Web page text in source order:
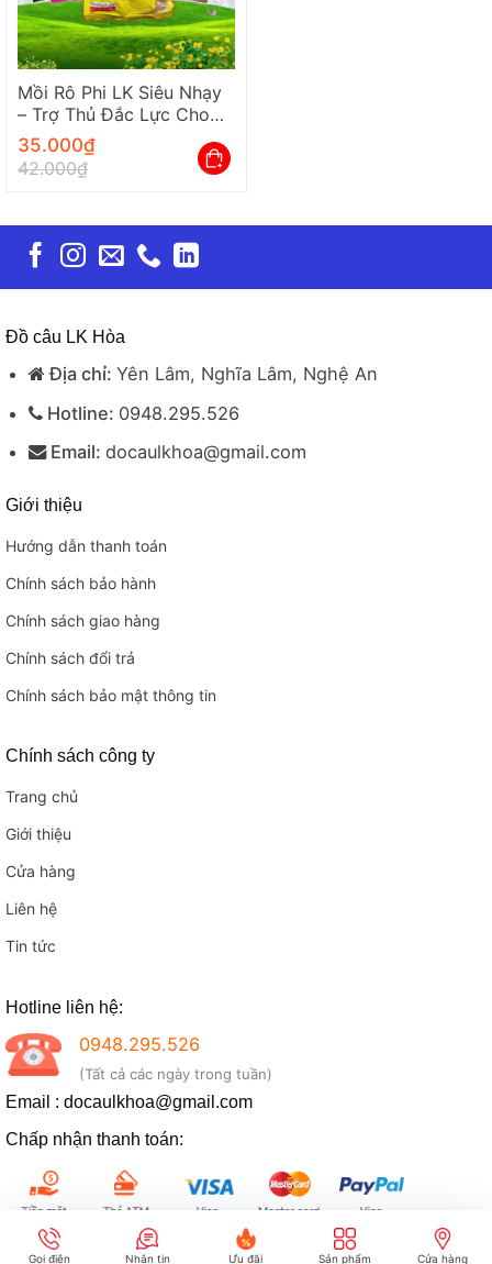
Mồi Rô Phi LK Siêu Nhạy
– Trợ Thủ Đắc Lực Cho
Mọi Cần Thủ Chuyên
Nghiệp
35.000₫
42.000₫
Đồ câu LK Hòa
Địa chỉ: Yên Lâm, Nghĩa Lâm, Nghệ An
Hotline: 0948.295.526
Email: docaulkhoa@gmail.com
Giới thiệu
Hướng dẫn thanh toán
Chính sách bảo hành
Chính sách giao hàng
Chính sách đổi trả
Chính sách bảo mật thông tin
Chính sách công ty
Trang chủ
Giới thiệu
Cửa hàng
Liên hệ
Tin tức
Hotline liên hệ:
0948.295.526
(Tất cả các ngày trong tuần)
Email : docaulkhoa@gmail.com
Chấp nhận thanh toán:
Copy right © - Đồ câu LK Hòa
Gọi điện Nhắn tin Ưu đãi Sản phẩm Cửa hàng